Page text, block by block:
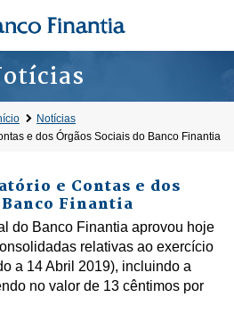
Notícias
e dos Órgãos Sociais do Banco Finantia
e Contas e dos
Finantia
do Banco Finantia aprovou hoje
relativas ao exercício
a 14 Abril 2019), incluindo a
no valor de 13 cêntimos por